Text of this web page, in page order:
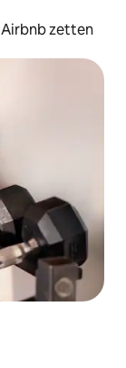
zetten